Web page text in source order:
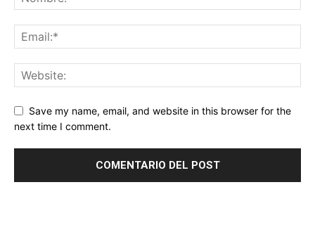
Save my name, email, and website in this browser for the
next time I comment.